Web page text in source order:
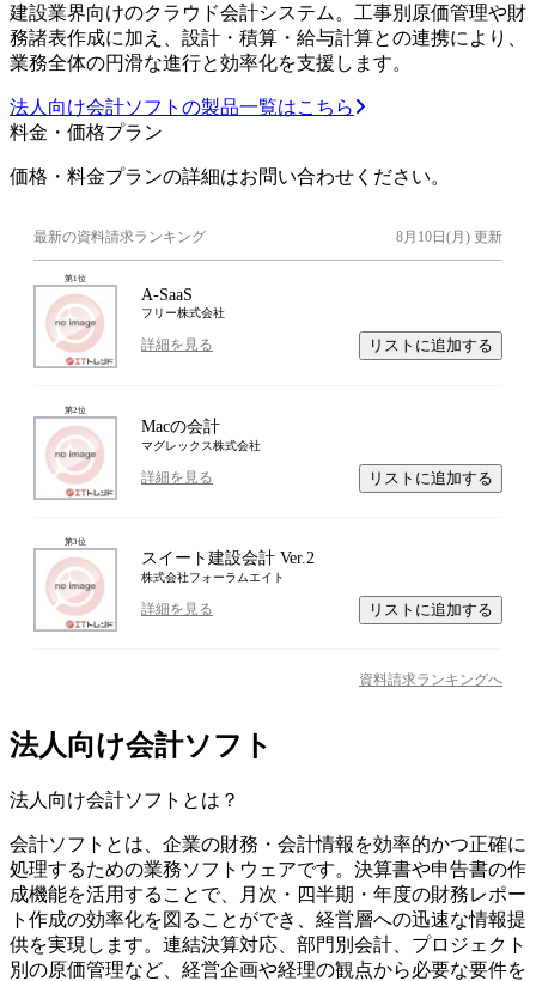
建設業界向けのクラウド会計システム。工事別原価管理や財
務諸表作成に加え、設計・積算・給与計算との連携により、
業務全体の円滑な進行と効率化を支援します。
法人向け会計ソフトの製品一覧はこちら
料金・価格プラン
価格・料金プランの詳細はお問い合わせください。
最新の資料請求ランキング 8月10日(月) 更新
第1位
A-SaaS
フリー株式会社
詳細を見る リストに追加する
第2位
Macの会計
マグレックス株式会社
詳細を見る リストに追加する
第3位
スイート建設会計 Ver.2
株式会社フォーラムエイト
詳細を見る リストに追加する
資料請求ランキングへ
法人向け会計ソフト
法人向け会計ソフト とは？
会計ソフトとは、企業の財務・会計情報を効率的かつ正確に
処理するための業務ソフトウェアです。決算書や申告書の作
成機能を活用することで、月次・四半期・年度の財務レポー
ト作成の効率化を図ることができ、経営層への迅速な情報提
供を実現します。連結決算対応、部門別会計、プロジェクト
別の原価管理など、経営企画や経理の観点から必要な要件を